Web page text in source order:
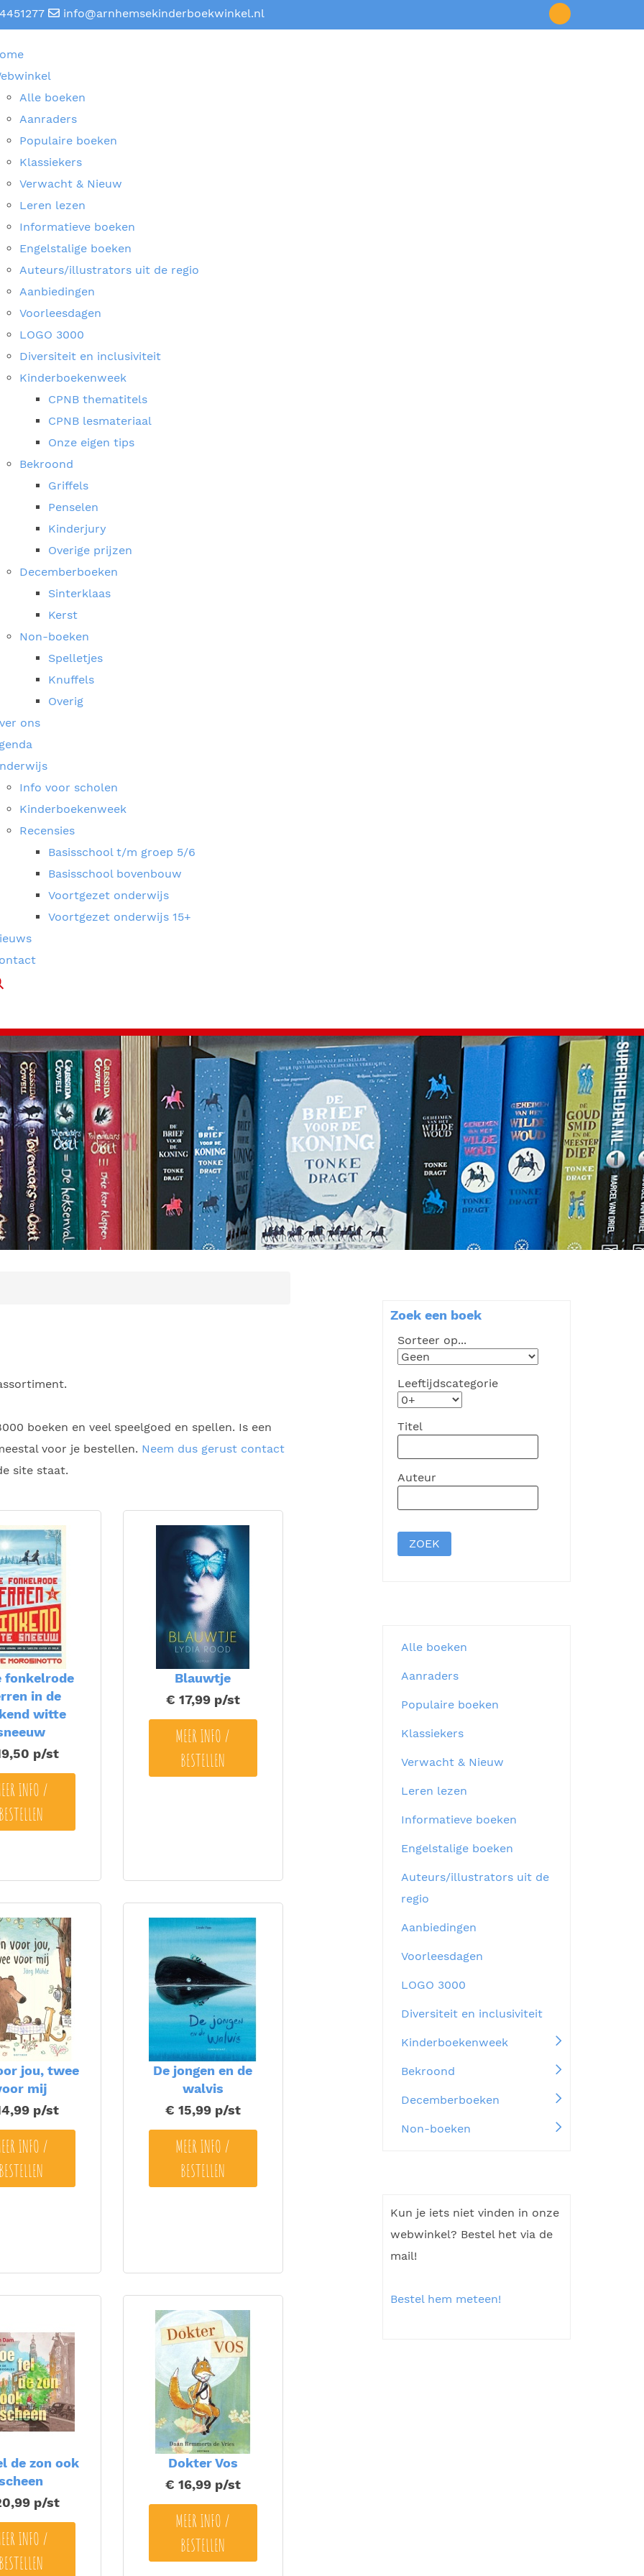
info@arnhemsekinderboekwinkel.nl
Alle boeken
Aanraders
Populaire boeken
Klassiekers
Verwacht & Nieuw
Leren lezen
Informatieve boeken
Engelstalige boeken
Auteurs/illustrators uit de regio
Aanbiedingen
Voorleesdagen
LOGO 3000
Diversiteit en inclusiviteit
Kinderboekenweek
CPNB thematitels
CPNB lesmateriaal
Onze eigen tips
Bekroond
Griffels
Penselen
Kinderjury
Overige prijzen
Decemberboeken
Sinterklaas
Kerst
Non-boeken
Spelletjes
Knuffels
Overig
ons
Info voor scholen
Kinderboekenweek
Recensies
Basisschool t/m groep 5/6
Basisschool bovenbouw
Voortgezet onderwijs
Voortgezet onderwijs 15+
boeken en veel speelgoed en spellen. Is een
voor je bestellen. Neem dus gerust contact
site staat.
fonkelrode
in de
witte
p/st
INFO /
BESTELLEN
Blauwtje
€ 17,99 p/st
MEER INFO /
BESTELLEN
jou, twee
mij
p/st
INFO /
BESTELLEN
De jongen en de
walvis
€ 15,99 p/st
MEER INFO /
BESTELLEN
de zon ook
p/st
INFO /
BESTELLEN
Dokter Vos
€ 16,99 p/st
MEER INFO /
BESTELLEN
Zoek een boek
Sorteer op...
Leeftijdscategorie
Titel
Auteur
Alle boeken
Aanraders
Populaire boeken
Klassiekers
Verwacht & Nieuw
Leren lezen
Informatieve boeken
Engelstalige boeken
Auteurs/illustrators uit de
regio
Aanbiedingen
Voorleesdagen
LOGO 3000
Diversiteit en inclusiviteit
Kinderboekenweek
Bekroond
Decemberboeken
Non-boeken
Kun je iets niet vinden in onze
webwinkel? Bestel het via de
mail!
Bestel hem meteen!